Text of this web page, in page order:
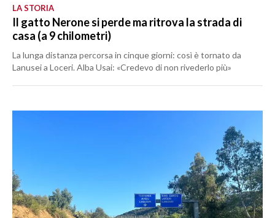
LA STORIA
Il gatto Nerone si perde ma ritrova la strada di
casa (a 9 chilometri)
La lunga distanza percorsa in cinque giorni: così è tornato da
Lanusei a Loceri. Alba Usai: «Credevo di non rivederlo più»